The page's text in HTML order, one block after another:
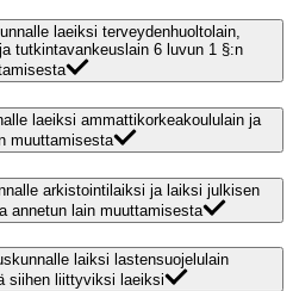
laeiksi terveydenhuoltolain,
tutkintavankeuslain 6 luvun 1 §:n
laeiksi ammattikorkeakoululain ja
muuttamisesta
arkistointilaiksi ja laiksi julkisen
annetun lain muuttamisesta
laiksi lastensuojelulain
siihen liittyviksi laeiksi